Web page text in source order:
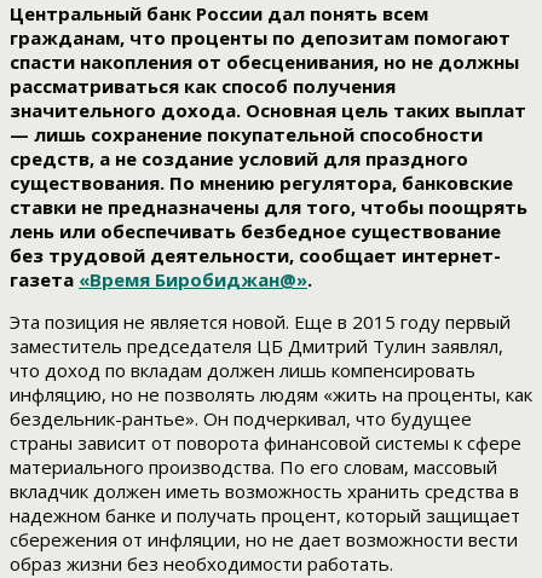
Центральный банк России дал понять всем
гражданам, что проценты по депозитам помогают
спасти накопления от обесценивания, но не должны
рассматриваться как способ получения
значительного дохода. Основная цель таких выплат
— лишь сохранение покупательной способности
средств, а не создание условий для праздного
существования. По мнению регулятора, банковские
ставки не предназначены для того, чтобы поощрять
лень или обеспечивать безбедное существование
без трудовой деятельности, сообщает интернет-
газета «Время Биробиджан@».
Эта позиция не является новой. Еще в 2015 году первый
заместитель председателя ЦБ Дмитрий Тулин заявлял,
что доход по вкладам должен лишь компенсировать
инфляцию, но не позволять людям «жить на проценты, как
бездельник-рантье». Он подчеркивал, что будущее
страны зависит от поворота финансовой системы к сфере
материального производства. По его словам, массовый
вкладчик должен иметь возможность хранить средства в
надежном банке и получать процент, который защищает
сбережения от инфляции, но не дает возможности вести
образ жизни без необходимости работать.